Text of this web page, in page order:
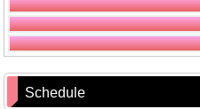
Schedule